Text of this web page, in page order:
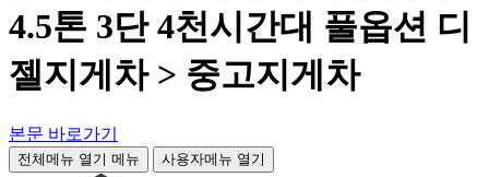
4.5톤 3단 4천시간대 풀옵션 디
젤지게차 > 중고지게차
본문 바로가기
전체메뉴 열기 메뉴 사용자메뉴 열기